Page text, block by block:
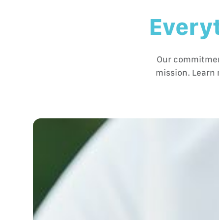
Our
mission. Learn